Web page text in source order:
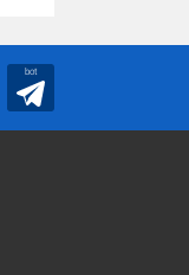
bot